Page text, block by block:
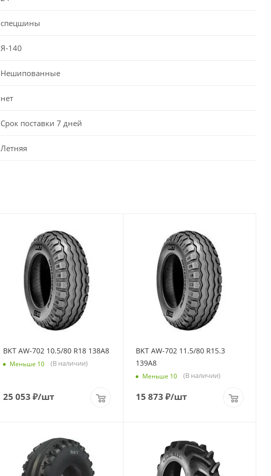
спецшины
Я-140
Нешипованные
нет
Срок поставки 7 дней
Летняя
BKT AW-702 10.5/80 R18 138A8
Меньше 10 (В наличии)
25 053 ₽/шт
BKT AW-702 11.5/80 R15.3
139A8
Меньше 10 (В наличии)
15 873 ₽/шт